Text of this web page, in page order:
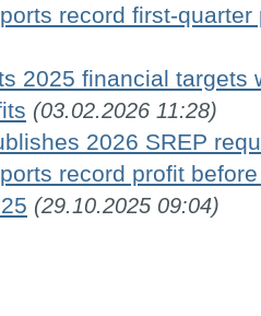
record first-
2025 financial targets
(03.02.2026 11:28)
2026 SREP
record profit
(29.10.2025 09:04)